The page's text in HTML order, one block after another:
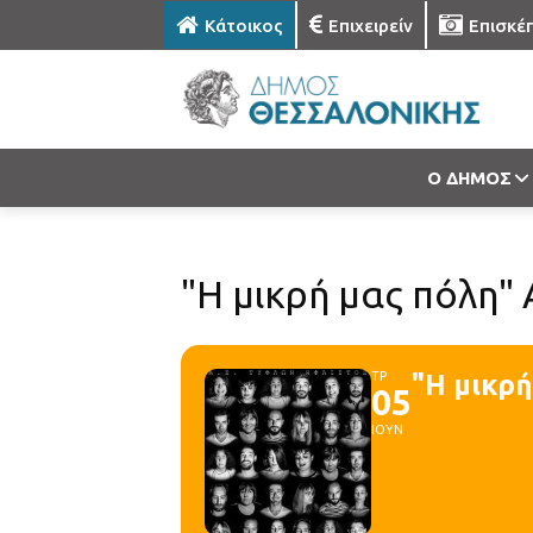
Κάτοικος Επιχειρείν
Ο ΔΗΜΟΣ
"Η μικρή μας
ΤΡ
05
ΙΟΥΝ
"Η